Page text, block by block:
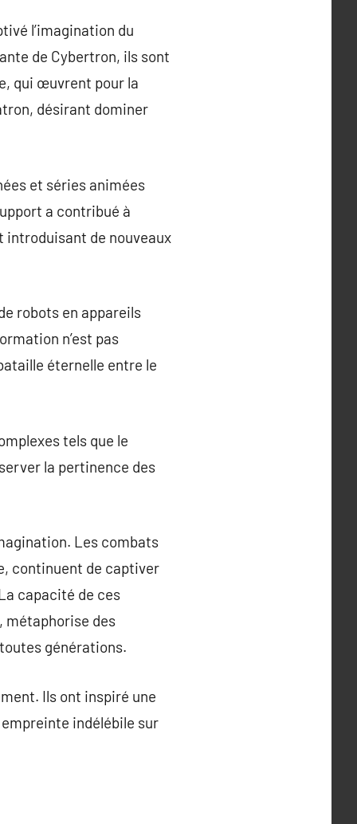
l’imagination du
de Cybertron, ils sont
qui œuvrent pour la
désirant dominer
et séries animées
a contribué à
introduisant de nouveaux
robots en appareils
n’est pas
éternelle entre le
tels que le
la pertinence des
Les combats
continuent de captiver
capacité de ces
métaphorise des
générations.
Ils ont inspiré une
indélébile sur